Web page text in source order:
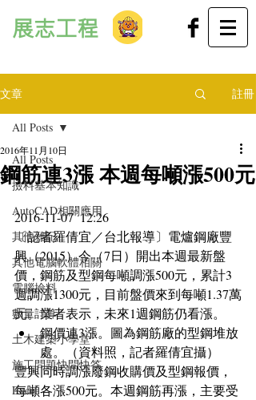
展志工程
文章 註冊
All Posts
撿料基本知識
AutoCAD相關應用
其他雜記
其他電腦軟體相關
電腦撿料
數量計算
土木建築小學堂
施工問題快問快答
Excel
All Posts
鋼筋連3漲 本週每噸漲500元
2016年11月10日
2016-11-07  12:26
〔記者羅倩宜／台北報導〕電爐鋼廠豐
興（2015）今（7日）開出本週最新盤
價，鋼筋及型鋼每噸調漲500元，累計3
週調漲1300元，目前盤價來到每噸1.37萬
元。業者表示，未來1週鋼筋仍看漲。
鋼價連3漲。圖為鋼筋廠的型鋼堆放
處。（資料照，記者羅倩宜攝）
豐興同時調漲廢鋼收購價及型鋼報價，
每噸各漲500元。本週鋼筋再漲，主要受